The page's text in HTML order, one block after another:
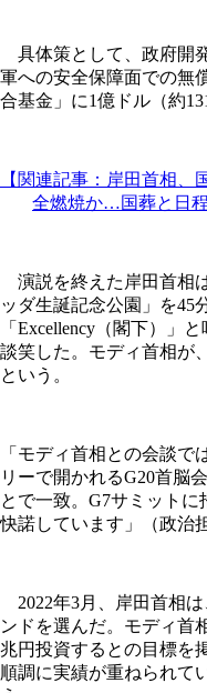
具体策として、政府開
軍への安全保障面での無
合基金」に1億ドル（約
【関連記事：岸田首相
全燃焼か…国葬と日程
演説を終えた岸田首相
ッダ生誕記念公園」を45
「Excellency（閣下）」
談笑した。モディ首相が
という。
「モディ首相との会談で
リーで開かれるG20首脳
とで一致。G7サミット
快諾しています」（政治
2022年3月、岸田首相
ンドを選んだ。モディ首
兆円投資するとの目標を
順調に実績が重ねられて